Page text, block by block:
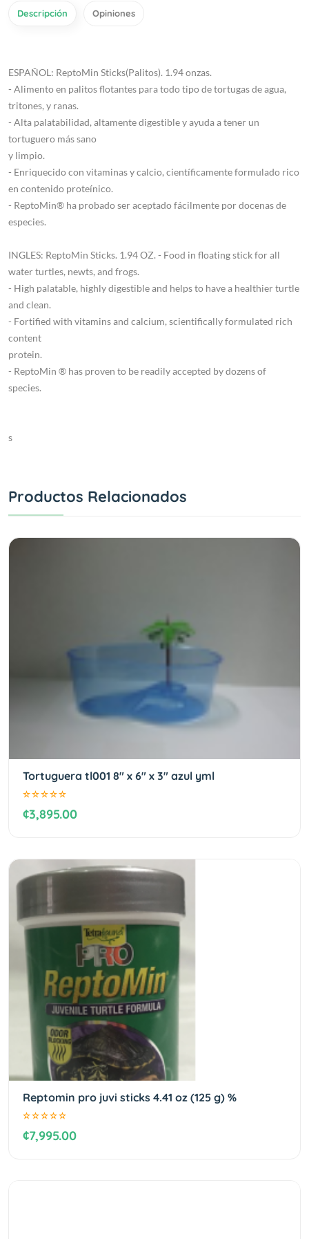
Descripción Opiniones
ESPAÑOL: ReptoMin Sticks(Palitos). 1.94 onzas.
- Alimento en palitos flotantes para todo tipo de tortugas de agua,
tritones, y ranas.
- Alta palatabilidad, altamente digestible y ayuda a tener un
tortuguero más sano
y limpio.
- Enriquecido con vitaminas y calcio, científicamente formulado rico
en contenido proteínico.
- ReptoMin® ha probado ser aceptado fácilmente por docenas de
especies.
INGLES: ReptoMin Sticks. 1.94 OZ. - Food in floating stick for all
water turtles, newts, and frogs.
- High palatable, highly digestible and helps to have a healthier turtle
and clean.
- Fortified with vitamins and calcium, scientifically formulated rich
content
protein.
- ReptoMin ® has proven to be readily accepted by dozens of
species.
s
Productos Relacionados
Tortuguera tl001 8" x 6" x 3" azul yml
¢3,895.00
Reptomin pro juvi sticks 4.41 oz (125 g) %
¢7,995.00